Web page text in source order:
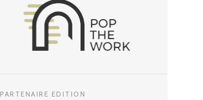
PARTENAIRE EDITION